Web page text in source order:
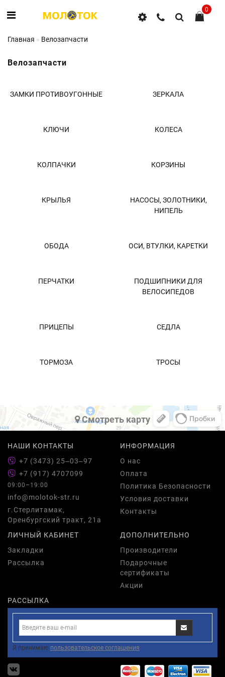
0
Главная Велозапчасти
Велозапчасти
ЗАМКИ ПРОТИВОУГОННЫЕ ЗЕРКАЛА
КЛЮЧИ КОЛЕСА
КОЛПАЧКИ КОРЗИНЫ
КРЫЛЬЯ
НАСОСЫ, ЗОЛОТНИКИ,
НИПЕЛЬ
ОБОДА ОСИ, ВТУЛКИ, КАРЕТКИ
ПЕРЧАТКИ
ПОДШИПНИКИ ДЛЯ
ВЕЛОСИПЕДОВ
ПРИЦЕПЫ СЕДЛА
ТОРМОЗА ТРОСЫ
Cмотреть карту
НАШИ КОНТАКТЫ
+7 (3473) 25‒03‒97
+7 (917) 4707099
09:00–19:00
info@molotok-str.ru
г.Стерлитамак,
Оренбургский тракт, 21а
ИНФОРМАЦИЯ
О нас
Оплата
Политика Безопасности
Условия доставки
Контакты
ЛИЧНЫЙ КАБИНЕТ
Закладки
Рассылка
ДОПОЛНИТЕЛЬНО
Производители
Подарочные
сертификаты
Акции
РАССЫЛКА
Я принимаю пользовательское соглашения